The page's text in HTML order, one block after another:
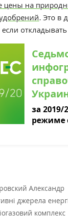
цены на
. Это в
откладывать
за 2019/
режиме
Александр
джерела
комплекс